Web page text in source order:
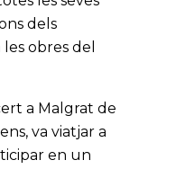
dels
obres del
a Malgrat de
va viatjar a
en un